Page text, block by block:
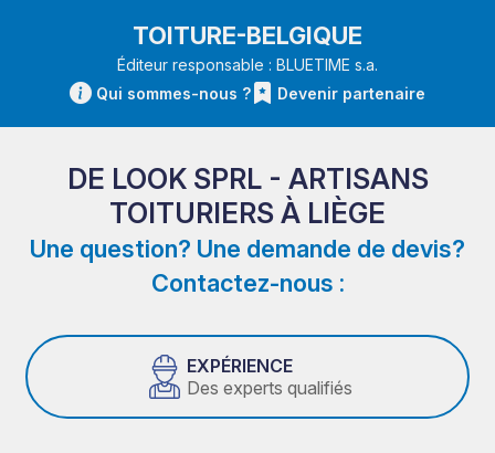
TOITURE-BELGIQUE
Éditeur responsable : BLUETIME s.a.
Qui sommes-nous ?
Devenir partenaire
DE LOOK SPRL - ARTISANS
TOITURIERS À LIÈGE
Une question? Une demande de devis?
Contactez-nous :
EXPÉRIENCE
Des experts qualifiés